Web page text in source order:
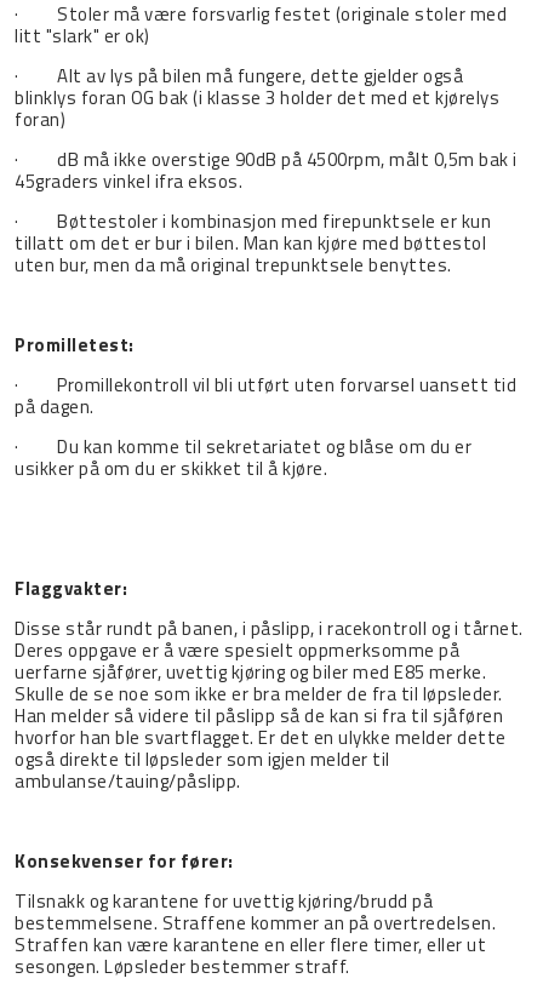
· Stoler må være forsvarlig festet (originale stoler med
litt "slark" er ok)
· Alt av lys på bilen må fungere, dette gjelder også
blinklys foran OG bak (i klasse 3 holder det med et kjørelys
foran)
· dB må ikke overstige 90dB på 4500rpm, målt 0,5m bak i
45graders vinkel ifra eksos.
· Bøttestoler i kombinasjon med firepunktsele er kun
tillatt om det er bur i bilen. Man kan kjøre med bøttestol
uten bur, men da må original trepunktsele benyttes.
Promilletest:
· Promillekontroll vil bli utført uten forvarsel uansett tid
på dagen.
· Du kan komme til sekretariatet og blåse om du er
usikker på om du er skikket til å kjøre.
Flaggvakter:
Disse står rundt på banen, i påslipp, i racekontroll og i tårnet.
Deres oppgave er å være spesielt oppmerksomme på
uerfarne sjåfører, uvettig kjøring og biler med E85 merke.
Skulle de se noe som ikke er bra melder de fra til løpsleder.
Han melder så videre til påslipp så de kan si fra til sjåføren
hvorfor han ble svartflagget. Er det en ulykke melder dette
også direkte til løpsleder som igjen melder til
ambulanse/tauing/påslipp.
Konsekvenser for fører:
Tilsnakk og karantene for uvettig kjøring/brudd på
bestemmelsene. Straffene kommer an på overtredelsen.
Straffen kan være karantene en eller flere timer, eller ut
sesongen. Løpsleder bestemmer straff.